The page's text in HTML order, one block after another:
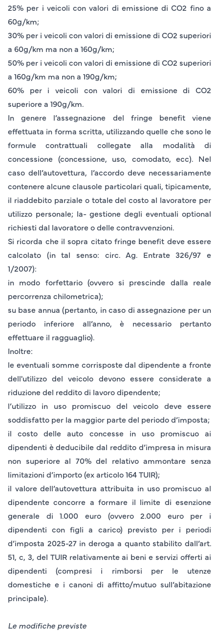
25% per i veicoli con valori di emissione di CO2 fino a
60g/km;
30% per i veicoli con valori di emissione di CO2 superiori
a 60g/km ma non a 160g/km;
50% per i veicoli con valori di emissione di CO2 superiori
a 160g/km ma non a 190g/km;
60% per i veicoli con valori di emissione di CO2
superiore a 190g/km.
In genere l’assegnazione del fringe benefit viene
effettuata in forma scritta, utilizzando quelle che sono le
formule contrattuali collegate alla modalità di
concessione (concessione, uso, comodato, ecc). Nel
caso dell’autovettura, l’accordo deve necessariamente
contenere alcune clausole particolari quali, tipicamente,
il riaddebito parziale o totale del costo al lavoratore per
utilizzo personale; la- gestione degli eventuali optional
richiesti dal lavoratore o delle contravvenzioni.
Si ricorda che il sopra citato fringe benefit deve essere
calcolato (in tal senso: circ. Ag. Entrate 326/97 e
1/2007):
in modo forfettario(ovvero si prescinde dalla reale
percorrenza chilometrica);
su base annua (pertanto, in caso di assegnazione per un
periodo inferiore all’anno, è necessario pertanto
effettuare il ragguaglio).
Inoltre:
le eventuali somme corrisposte dal dipendente a fronte
dell'utilizzo del veicolo devono essere considerate a
riduzione del reddito di lavoro dipendente;
l’utilizzo in uso promiscuo del veicolo deve essere
soddisfatto per la maggior parte del periodo d’imposta;
il costo delle auto concesse in uso promiscuo ai
dipendenti è deducibile dal reddito d’impresa in misura
non superiore al 70%del relativo ammontare senza
limitazioni d’importo (ex articolo 164 TUIR);
il valore dell’autovettura attribuita in uso promiscuo al
dipendente concorre a formare il limite di esenzione
generale di1.000 euro(ovvero2.000 euro per i
dipendenti con figli a carico) previsto per i periodi
d’imposta 2025-27 in deroga a quanto stabilito dall’art.
51, c, 3, del TUIR relativamente ai beni e servizi offerti ai
dipendenti (compresi i rimborsi per le utenze
domestiche e i canoni di affitto/mutuo sull’abitazione
principale).
Le modifiche previste